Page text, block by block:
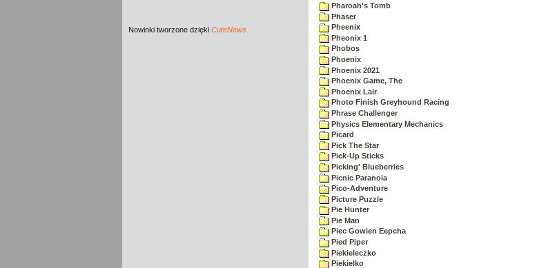
Nowinki tworzone dzięki CuteNews
Pharoah's Tomb
Phaser
Pheenix
Pheonix 1
Phobos
Phoenix
Phoenix 2021
Phoenix Game, The
Phoenix Lair
Photo Finish Greyhound Racing
Phrase Challenger
Physics Elementary Mechanics
Picard
Pick The Star
Pick-Up Sticks
Picking' Blueberries
Picnic Paranoia
Pico-Adventure
Picture Puzzle
Pie Hunter
Pie Man
Piec Gowien Eepcha
Pied Piper
Piekieleczko
Piekielko